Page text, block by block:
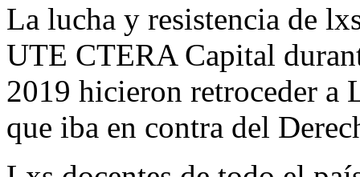
La lucha y resistencia de
UTE CTERA Capital
2019 hicieron retroceder a
que iba en contra del